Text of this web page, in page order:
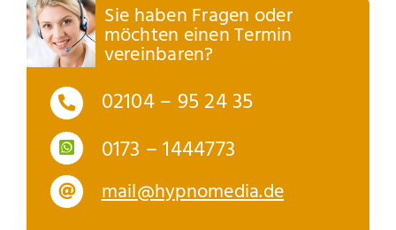
Sie haben Fragen oder
möchten einen Termin
vereinbaren?
02104 – 95 24 35
0173 – 1444773
mail@hypnomedia.de